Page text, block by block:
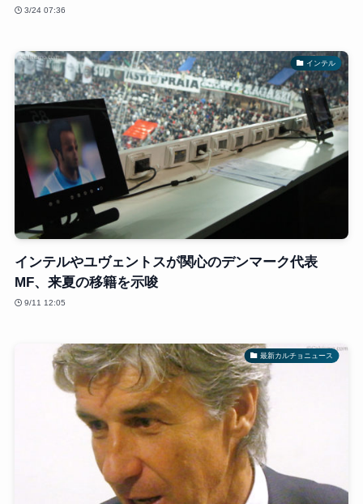
3/24 07:36
インテル
インテルやユヴェントスが関心のデンマーク代表
MF、来夏の移籍を示唆
9/11 12:05
最新カルチョニュース